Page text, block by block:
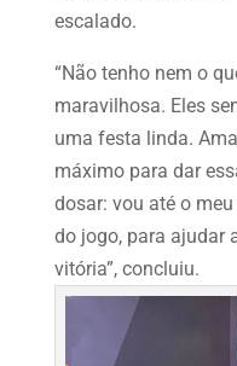
escalado.
“Não tenho nem o
maravilhosa. Eles
uma festa linda.
máximo para dar
dosar: vou até o
do jogo, para ajudar
vitória”, concluiu.